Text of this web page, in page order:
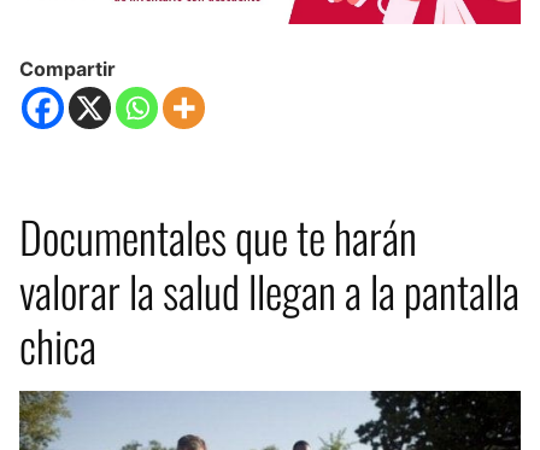
Compartir
Documentales que te harán
valorar la salud llegan a la pantalla
chica